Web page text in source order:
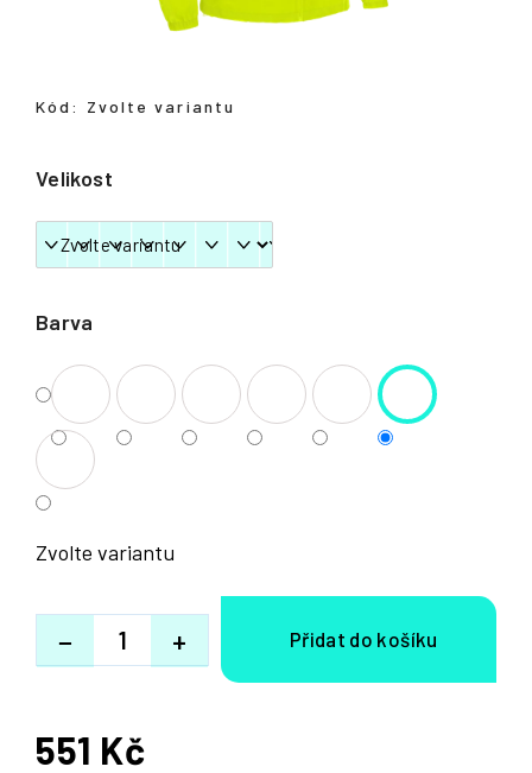
Barva
Velikost
Zvolte variantu
+
−
Kód: Zvolte variantu
551 Kč
Měrná